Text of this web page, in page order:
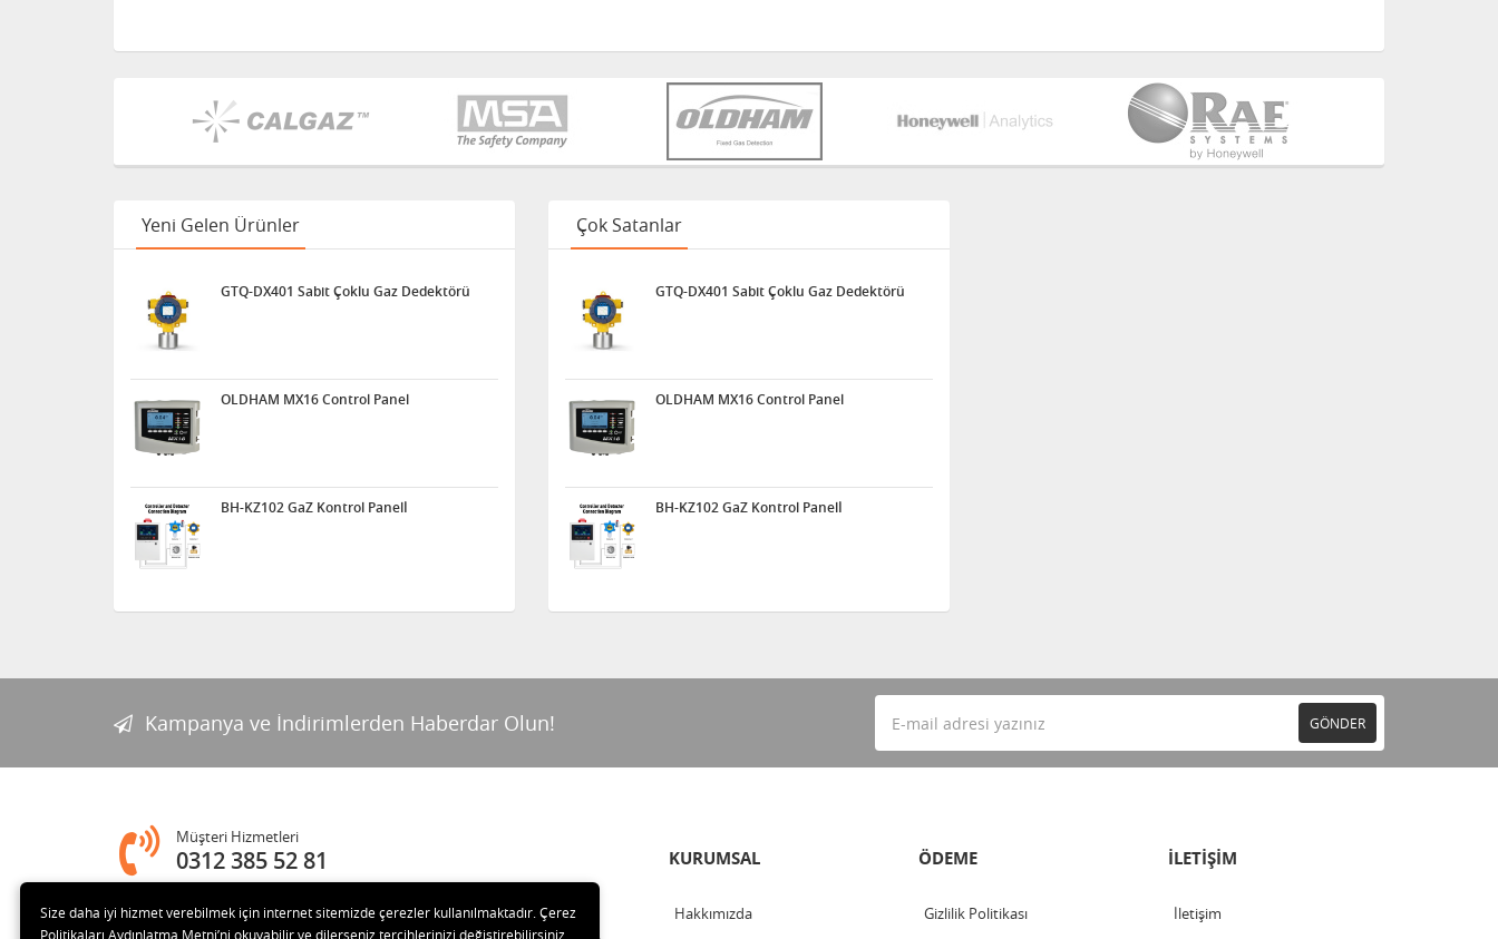
Yeni Gelen Ürünler
GTQ-DX401 Sabit Çoklu Gaz Dedektörü
OLDHAM MX16 Control Panel
BH-KZ102 GaZ Kontrol Panelİ
Çok Satanlar
GTQ-DX401 Sabit Çoklu Gaz Dedektörü
OLDHAM MX16 Control Panel
BH-KZ102 GaZ Kontrol Panelİ
Kampanya ve İndirimlerden Haberdar Olun! GÖNDER
Müşteri Hizmetleri
0312 385 52 81
Adres
KURUMSAL
Hakkımızda
ÖDEME
Gizlilik Politikası
İLETİŞİM
İletişim
Size daha iyi hizmet verebilmek için internet sitemizde çerezler kullanılmaktadır. Çerez
Politikaları Aydınlatma Metni’ni okuyabilir ve dilerseniz tercihlerinizi değiştirebilirsiniz.